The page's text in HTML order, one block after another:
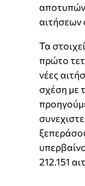
αιτήσεων
Τα
πρώτο
νέες
σχέση με
212.151